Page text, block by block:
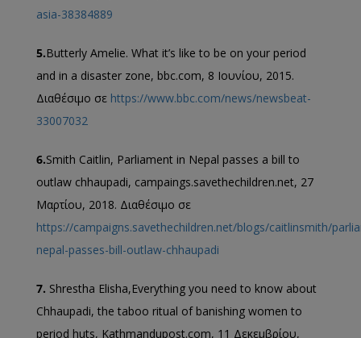
asia-38384889
5.Butterly Amelie. What it’s like to be on your period
and in a disaster zone, bbc.com, 8 Ιουνίου, 2015.
Διαθέσιμο σε https://www.bbc.com/news/newsbeat-
33007032
6.Smith Caitlin, Parliament in Nepal passes a bill to
outlaw chhaupadi, campaings.savethechildren.net, 27
Μαρτίου, 2018. Διαθέσιμο σε
https://campaigns.savethechildren.net/blogs/caitlinsmith/
nepal-passes-bill-outlaw-chhaupadi
7. Shrestha Elisha,Everything you need to know about
Chhaupadi, the taboo ritual of banishing women to
period huts, Kathmandupost.com, 11 Δεκεμβρίου,